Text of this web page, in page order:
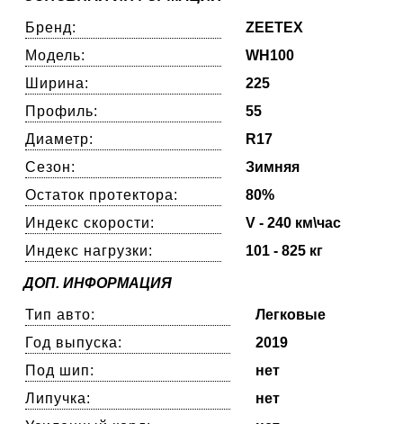
Бренд:
ZEETEX
Модель:
WH100
Ширина:
225
Профиль:
55
Диаметр:
R17
Сезон:
Зимняя
Остаток протектора:
80%
Индекс скорости:
V - 240 км\час
Индекс нагрузки:
101 - 825 кг
ДОП. ИНФОРМАЦИЯ
Тип авто:
Легковые
Год выпуска:
2019
Под шип:
нет
Липучка:
нет